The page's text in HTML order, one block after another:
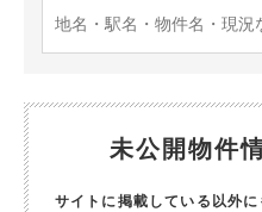
未公開物件
サイトに掲載している以外